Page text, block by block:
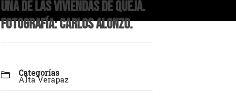
una de las viviendas de Quejá.
Fotografía: Carlos Alonzo.
Categorías
Alta Verapaz